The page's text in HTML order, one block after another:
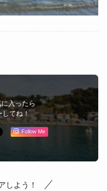
入ったら
してね！
Follow Me
しよう！